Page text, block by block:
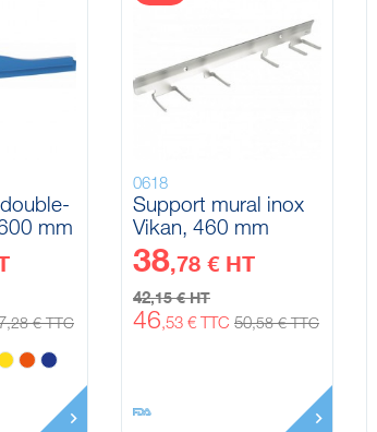
mm
,28 € TTC
0618
Support mural inox
Vikan, 460 mm
38,78 € HT
42,15 € HT
46,53 € TTC 50,58 € TTC